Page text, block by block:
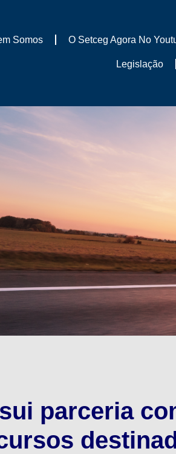
Somos O Setceg Agora No
Legislação
parceria